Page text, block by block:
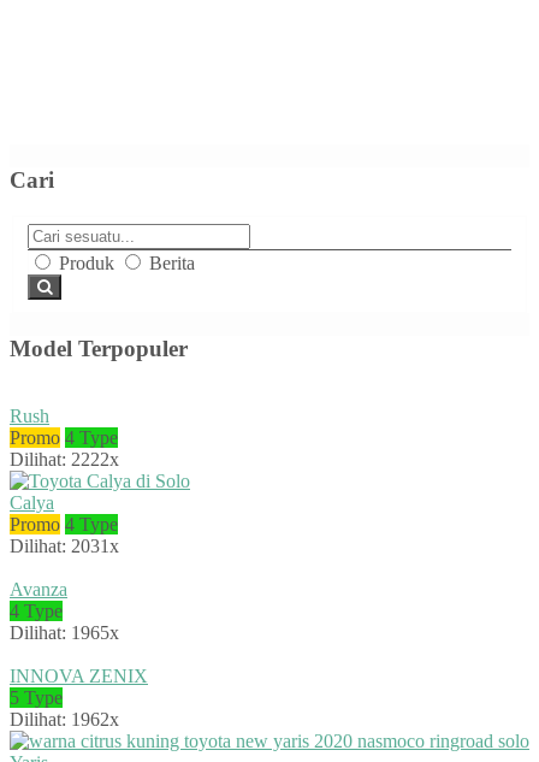
Cari
Produk Berita
Model Terpopuler
Rush
Promo 4 Type
Dilihat: 2222x
Calya
Promo 4 Type
Dilihat: 2031x
Avanza
4 Type
Dilihat: 1965x
INNOVA ZENIX
5 Type
Dilihat: 1962x